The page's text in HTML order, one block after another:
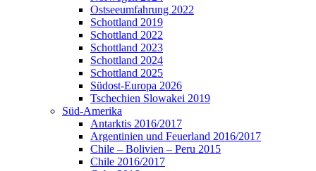
Ostseeumfahrung 2022
Schottland 2019
Schottland 2022
Schottland 2023
Schottland 2024
Schottland 2025
Südost-Europa 2026
Tschechien Slowakei 2019
Süd-Amerika
Antarktis 2016/2017
Argentinien und Feuerland 2016/2017
Chile – Bolivien – Peru 2015
Chile 2016/2017